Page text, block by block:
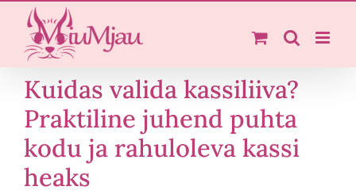
content
Kuidas valida kassiliiva?
Praktiline juhend puhta
kodu ja rahuloleva kassi
heaks